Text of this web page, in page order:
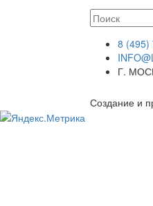
8 (495)
Г.
Создание и